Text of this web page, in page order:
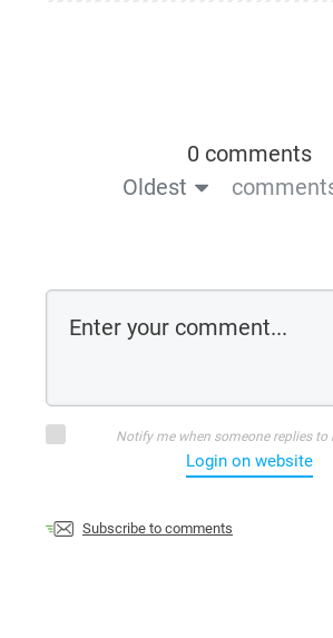
0 comments
Oldest
Notify me when someone replies
Login on website
Subscribe to comments